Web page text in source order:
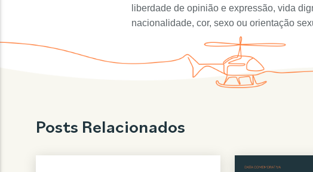
liberdade de opinião e expressão, vida
nacionalidade, cor, sexo ou orientação
Posts Relacionados